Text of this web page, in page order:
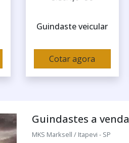
Guindaste veicular
Cotar agora
Guindastes a venda
MKS Marksell / Itapevi - SP